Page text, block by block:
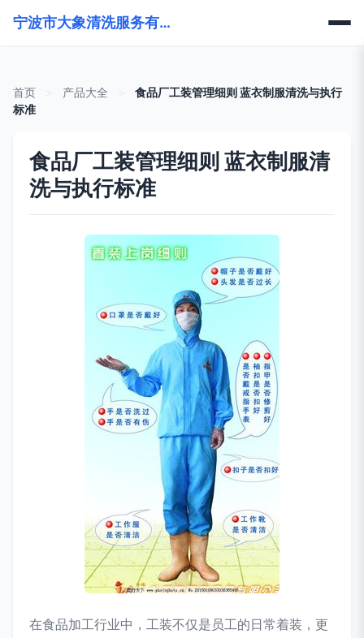
宁波市大象清洗服务有限公司
首页 产品大全
食品厂工装管理细则 蓝衣制服清洗与执行
标准
食品厂工装管理细则 蓝衣制服清
洗与执行标准
在食品加工行业中，工装不仅是员工的日常着装，更